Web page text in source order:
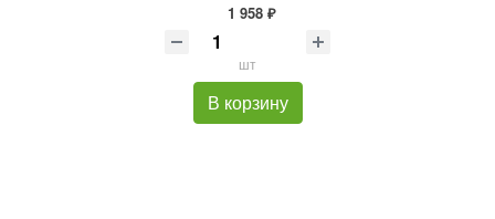
1 958 ₽
шт
В корзину